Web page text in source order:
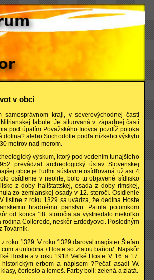
v obci
kraji, v severovýchodnej časti
tabule. Je situovaná v západnej časti
pod úpätím Považského Inovca pozdĺž potoka
alebo Suchodolie podľa nízkeho výskytu
metrov nad morom.
výskum, ktorý pod vedením tunajšieho
prevádzal archeologický ústav Slovenskej
obce je ľuďmi sústavne osídľovaná už asi 4
osídlenie v neolite, bolo tu objavené sídlisko
z doby hallštattskej, osada z doby rímskej,
zo zemianskej osady v 12. storočí. Osídlenie
listine z roku 1329 sa uvádza, že dedina Hoste
hradnému panstvu. Patrila potomkom
od konca 18. storočia sa vystriedalo niekoľko
Colloredo, neskôr Erdodyovci. Posledným
Továrnik.
roku 1329. V roku 1329 daroval magister Štefan
aurifodina / Hoste so zlatou baňou/. Najskôr
Hostie a v roku 1918 Veľké Hoste. V 16. a 17.
erbom a nápisom ?Pečať asadi W.
čerieslo a lemeš. Farby boli: zelená a zlatá.